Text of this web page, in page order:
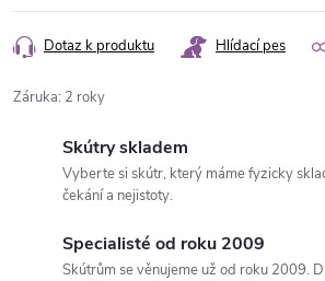
Dotaz k produktu Hlídací pes
Záruka: 2 roky
Skútry skladem
Vyberte si skútr, který máme fyzicky
čekání a nejistoty.
Specialisté od roku 2009
Skútrům se věnujeme už od roku 2009.